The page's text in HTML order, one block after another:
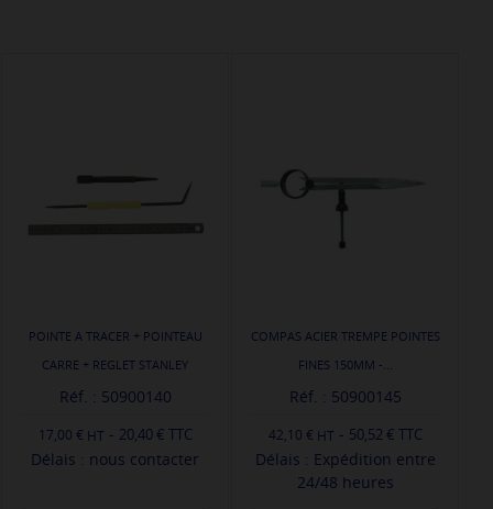
POINTE A TRACER + POINTEAU
CARRE + REGLET STANLEY
Réf. : 50900140
17,00 € - 20,40 € TTC
Délais : nous contacter
COMPAS ACIER TREMPE POINTES
FINES 150MM -...
Réf. : 50900145
42,10 € - 50,52 € TTC
Délais : Expédition entre
24/48 heures